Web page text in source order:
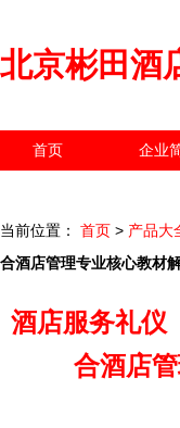
北京彬田酒
首页 企业
当前位置： 首页 > 产品大
合酒店管理专业核心教材
酒店服务礼仪
合酒店